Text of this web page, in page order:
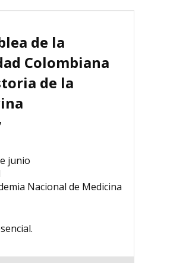
de la
Colombiana
de la
junio
Nacional de Medicina